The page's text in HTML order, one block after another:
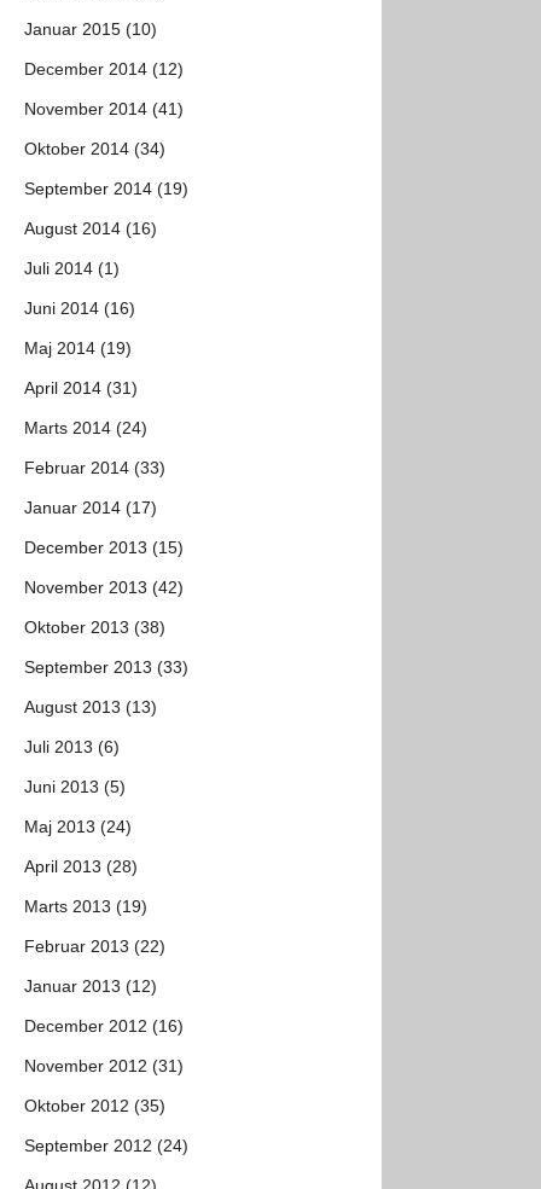
Januar 2015 (10)
December 2014 (12)
November 2014 (41)
Oktober 2014 (34)
September 2014 (19)
August 2014 (16)
Juli 2014 (1)
Juni 2014 (16)
Maj 2014 (19)
April 2014 (31)
Marts 2014 (24)
Februar 2014 (33)
Januar 2014 (17)
December 2013 (15)
November 2013 (42)
Oktober 2013 (38)
September 2013 (33)
August 2013 (13)
Juli 2013 (6)
Juni 2013 (5)
Maj 2013 (24)
April 2013 (28)
Marts 2013 (19)
Februar 2013 (22)
Januar 2013 (12)
December 2012 (16)
November 2012 (31)
Oktober 2012 (35)
September 2012 (24)